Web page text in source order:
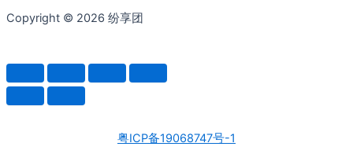
Copyright © 2026 纷享团
粤ICP备19068747号-1